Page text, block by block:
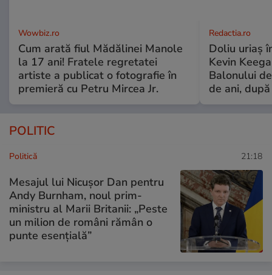
Wowbiz.ro
Cum arată fiul Mădălinei Manole
la 17 ani! Fratele regretatei
artiste a publicat o fotografie în
premieră cu Petru Mircea Jr.
Redactia.ro
Doliu uriaș
Kevin
Balonului
de ani,
POLITIC
Politică 21:18
Mesajul lui Nicușor Dan pentru
Andy Burnham, noul prim-
ministru al Marii Britanii: „Peste
un milion de români rămân o
punte esențială”